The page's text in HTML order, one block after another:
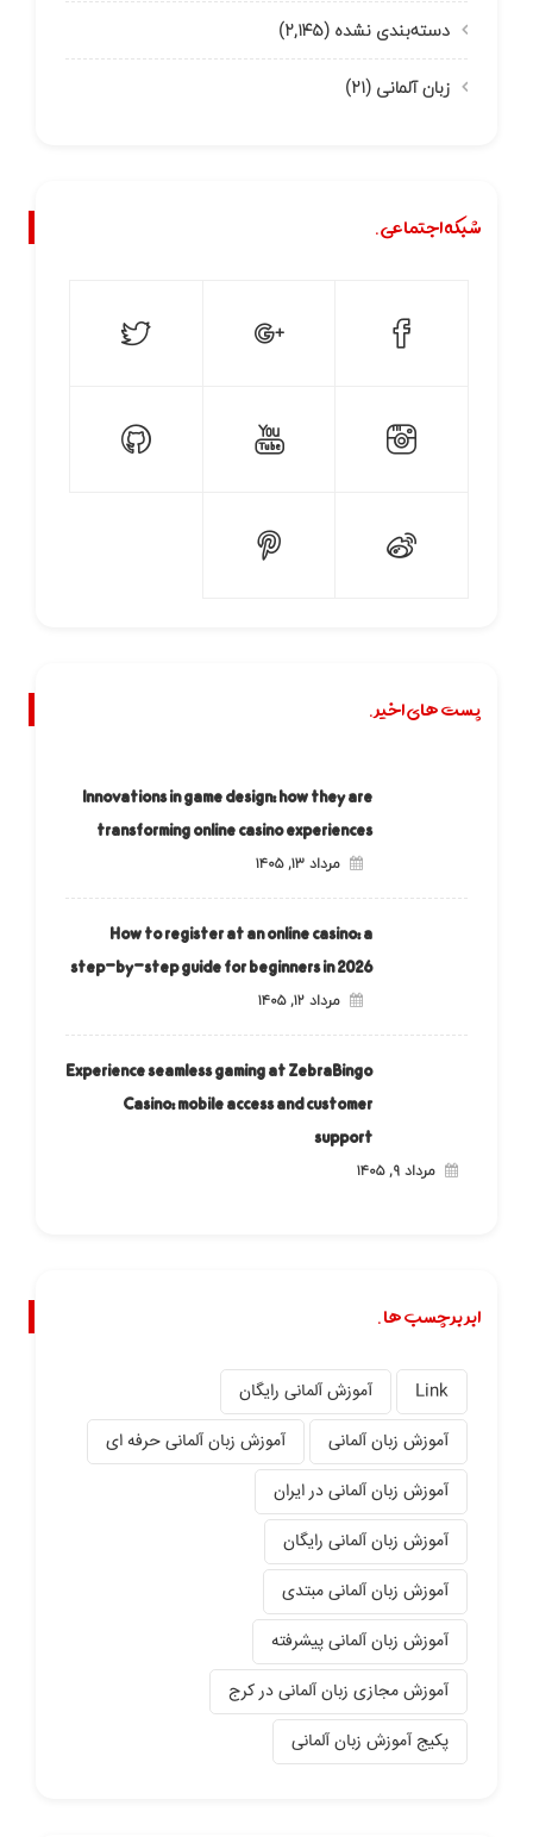
دسته‌بندی نشده (۲,۱۴۵)
زبان آلمانی (۲۱)
شبکه اجتماعی.
پست های اخیر.
Innovations in game design: how they are
transforming online casino experiences
مرداد ۱۳, ۱۴۰۵
How to register at an online casino: a
step-by-step guide for beginners in 2026
مرداد ۱۲, ۱۴۰۵
Experience seamless gaming at ZebraBingo
Casino: mobile access and customer
support
مرداد ۹, ۱۴۰۵
ابر برچسب ها.
Link
آموزش آلمانی رایگان
آموزش زبان آلمانی
آموزش زبان آلمانی حرفه ای
آموزش زبان آلمانی در ایران
آموزش زبان آلمانی رایگان
آموزش زبان آلمانی مبتدی
آموزش زبان آلمانی پیشرفته
آموزش مجازی زبان آلمانی در کرج
پکیج آموزش زبان آلمانی